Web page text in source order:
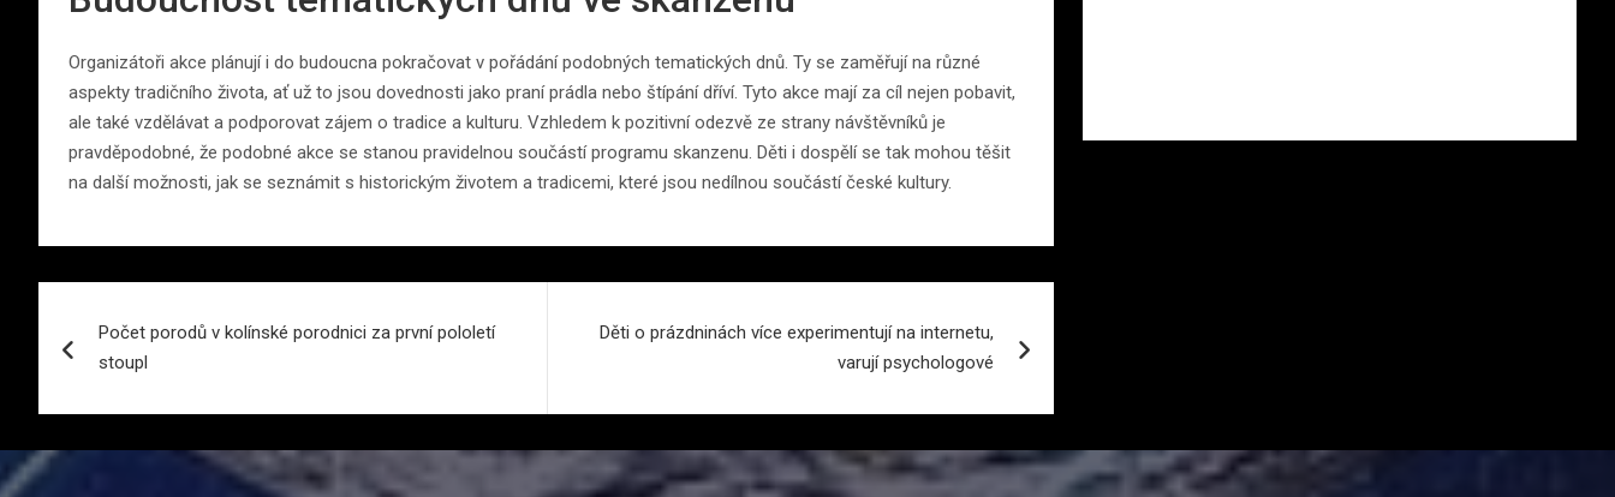
Organizátoři akce plánují i do budoucna pokračovat v pořádání podobných tematických dnů. Ty se zaměřují na různé
aspekty tradičního života, ať už to jsou dovednosti jako praní prádla nebo štípání dříví. Tyto akce mají za cíl nejen pobavit,
ale také vzdělávat a podporovat zájem o tradice a kulturu. Vzhledem k pozitivní odezvě ze strany návštěvníků je
pravděpodobné, že podobné akce se stanou pravidelnou součástí programu skanzenu. Děti i dospělí se tak mohou těšit
na další možnosti, jak se seznámit s historickým životem a tradicemi, které jsou nedílnou součástí české kultury.
pro
příspěvek
Počet porodů v kolínské porodnici za první pololetí
stoupl
Děti o prázdninách více experimentují na internetu,
varují psychologové